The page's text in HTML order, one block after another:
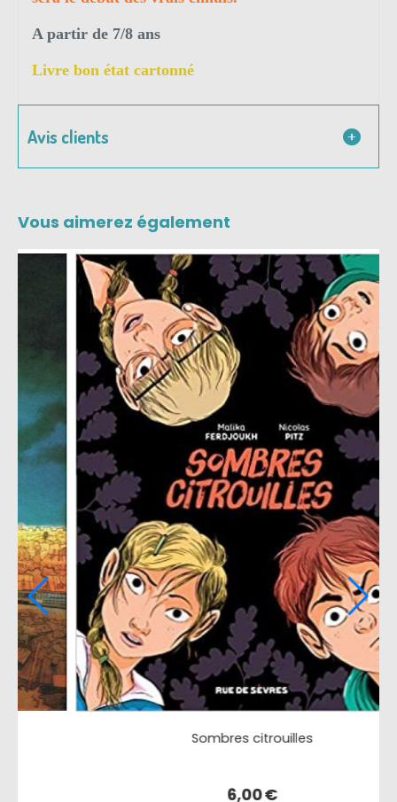
A partir de 7/8 ans
Livre bon état cartonné
Avis clients
Vous aimerez également
Toni
3,20€